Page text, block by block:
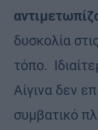
δυσκολία
τόπο.
Αίγινα δεν
συμβατικό